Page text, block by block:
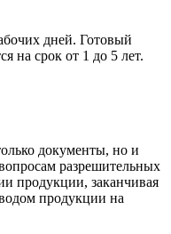
дней. Готовый
на срок от 1 до 5 лет.
документы, но и
разрешительных
продукции, заканчивая
продукции на